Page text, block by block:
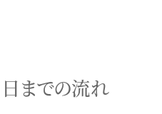
までの流れ